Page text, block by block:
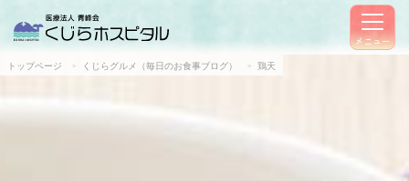
メニュー
トップページ くじらグルメ（毎日のお食事ブログ） 鶏天